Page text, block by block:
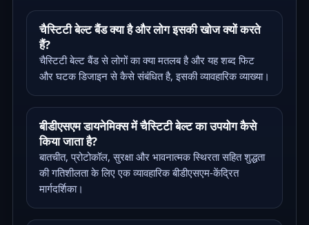
चैस्टिटी बेल्ट बैंड क्या है और लोग इसकी खोज क्यों करते
हैं?
चैस्टिटी बेल्ट बैंड से लोगों का क्या मतलब है और यह शब्द फिट
और घटक डिजाइन से कैसे संबंधित है, इसकी व्यावहारिक व्याख्या।
बीडीएसएम डायनेमिक्स में चैस्टिटी बेल्ट का उपयोग कैसे
किया जाता है?
बातचीत, प्रोटोकॉल, सुरक्षा और भावनात्मक स्थिरता सहित शुद्धता
की गतिशीलता के लिए एक व्यावहारिक बीडीएसएम-केंद्रित
मार्गदर्शिका।